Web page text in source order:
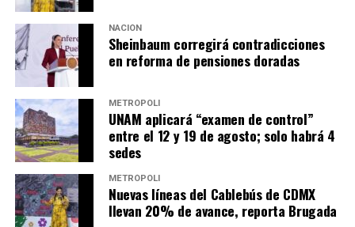
NACIÓN
Sheinbaum corregirá contradicciones
en reforma de pensiones doradas
METRÓPOLI
UNAM aplicará “examen de control”
entre el 12 y 19 de agosto; solo habrá 4
sedes
METRÓPOLI
Nuevas líneas del Cablebús de CDMX
llevan 20% de avance, reporta Brugada